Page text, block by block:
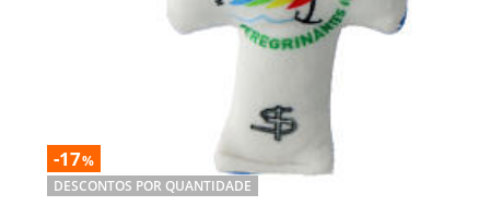
-17%
DESCONTOS POR QUANTIDADE